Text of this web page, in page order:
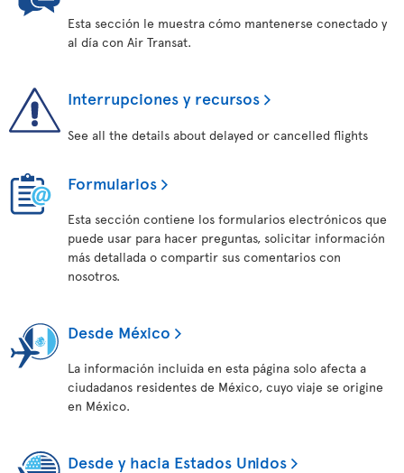
Esta sección le muestra cómo mantenerse conectado y
al día con Air Transat.
Interrupciones y recursos
See all the details about delayed or cancelled flights
Formularios
Esta sección contiene los formularios electrónicos que
puede usar para hacer preguntas, solicitar información
más detallada o compartir sus comentarios con
nosotros.
Desde México
La información incluida en esta página solo afecta a
ciudadanos residentes de México, cuyo viaje se origine
en México.
Desde y hacia Estados Unidos